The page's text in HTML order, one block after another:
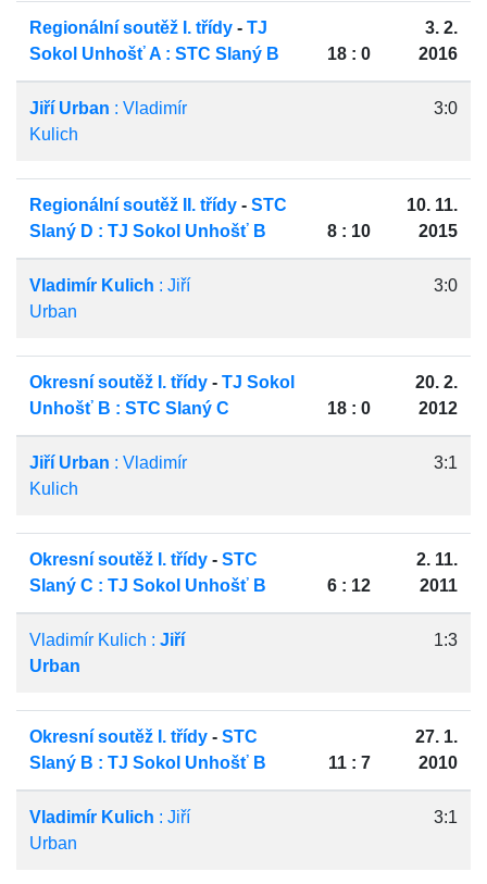
Regionální soutěž I. třídy - TJ
Sokol Unhošť A : STC Slaný B
18 : 0
3. 2.
2016
Jiří Urban : Vladimír
Kulich
3:0
Regionální soutěž II. třídy - STC
Slaný D : TJ Sokol Unhošť B
8 : 10
10. 11.
2015
Vladimír Kulich : Jiří
Urban
3:0
Okresní soutěž I. třídy - TJ Sokol
Unhošť B : STC Slaný C
18 : 0
20. 2.
2012
Jiří Urban : Vladimír
Kulich
3:1
Okresní soutěž I. třídy - STC
Slaný C : TJ Sokol Unhošť B
6 : 12
2. 11.
2011
Vladimír Kulich : Jiří
Urban
1:3
Okresní soutěž I. třídy - STC
Slaný B : TJ Sokol Unhošť B
11 : 7
27. 1.
2010
Vladimír Kulich : Jiří
Urban
3:1